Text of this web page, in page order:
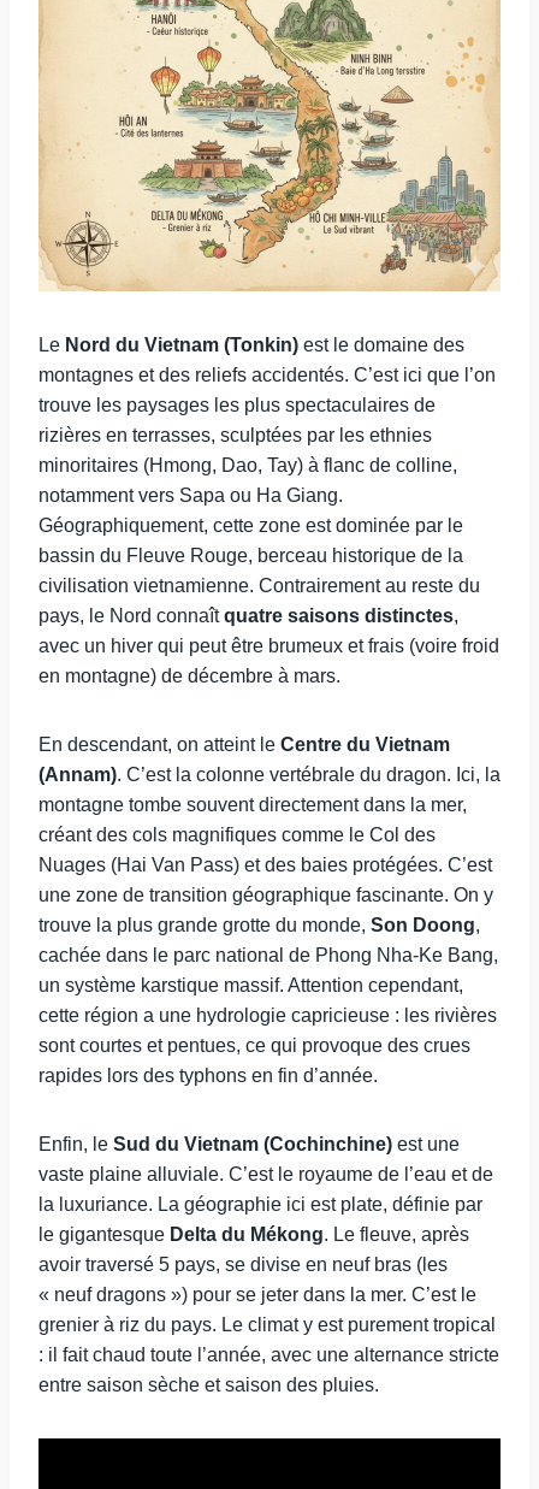
Le Nord du Vietnam (Tonkin) est le domaine des
montagnes et des reliefs accidentés. C’est ici que l’on
trouve les paysages les plus spectaculaires de
rizières en terrasses, sculptées par les ethnies
minoritaires (Hmong, Dao, Tay) à flanc de colline,
notamment vers Sapa ou Ha Giang.
Géographiquement, cette zone est dominée par le
bassin du Fleuve Rouge, berceau historique de la
civilisation vietnamienne. Contrairement au reste du
pays, le Nord connaîtquatre saisons distinctes,
avec un hiver qui peut être brumeux et frais (voire froid
en montagne) de décembre à mars.
En descendant, on atteint le Centre du Vietnam
(Annam). C’est la colonne vertébrale du dragon. Ici, la
montagne tombe souvent directement dans la mer,
créant des cols magnifiques comme le Col des
Nuages (Hai Van Pass) et des baies protégées. C’est
une zone de transition géographique fascinante. On y
trouve la plus grande grotte du monde, Son Doong,
cachée dans le parc national de Phong Nha-Ke Bang,
un système karstique massif. Attention cependant,
cette région a une hydrologie capricieuse : les rivières
sont courtes et pentues, ce qui provoque des crues
rapides lors des typhons en fin d’année.
Enfin, le Sud du Vietnam (Cochinchine) est une
vaste plaine alluviale. C’est le royaume de l’eau et de
la luxuriance. La géographie ici est plate, définie par
le gigantesque Delta du Mékong. Le fleuve, après
avoir traversé 5 pays, se divise en neuf bras (les
« neuf dragons ») pour se jeter dans la mer. C’est le
grenier à riz du pays. Le climat y est purement tropical
: il fait chaud toute l’année, avec une alternance stricte
entre saison sèche et saison des pluies.